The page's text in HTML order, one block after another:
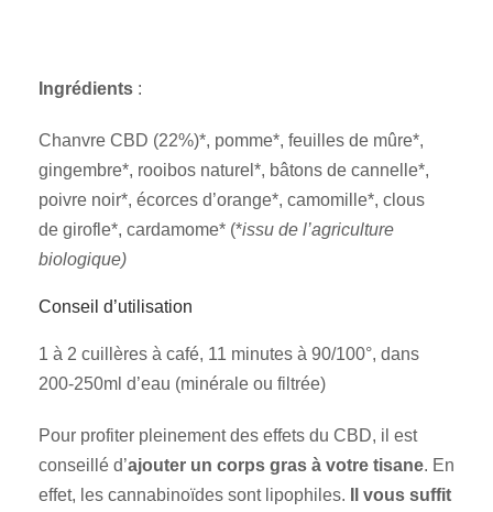
Ingrédients :
Chanvre CBD (22%)*, pomme*, feuilles de mûre*,
gingembre*, rooibos naturel*, bâtons de cannelle*,
poivre noir*, écorces d’orange*, camomille*, clous
de girofle*, cardamome* (*issu de l’agriculture
biologique)
Conseil d’utilisation
1 à 2 cuillères à café, 11 minutes à 90/100°, dans
200-250ml d’eau (minérale ou filtrée)
Pour profiter pleinement des effets du CBD, il est
conseillé d’ajouter un corps gras à votre tisane. En
effet, les cannabinoïdes sont lipophiles.
Il vous suffit